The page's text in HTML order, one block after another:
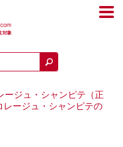
ージュ・シャンピテ（正
ージュ・シャンピテの